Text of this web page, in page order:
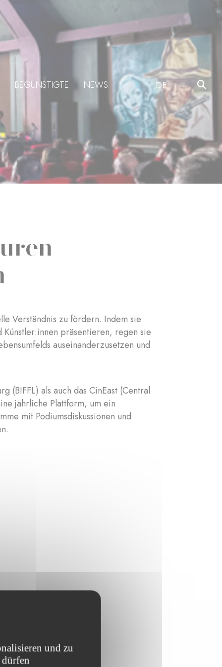
BEGÜNSTIGTE NEWS DE
–
Verständnis zu fördern. Indem sie
präsentieren, regen sie
auseinanderzusetzen und
(BIFFL) als auch das CinEast (Central
jährliche Plattform, um ein
mit Podiumsdiskussionen und
und zu
dürfen